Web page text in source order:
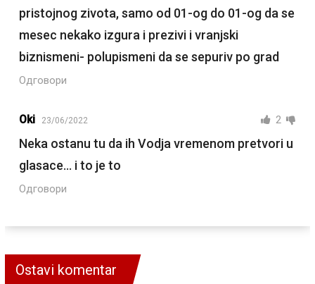
pristojnog zivota, samo od 01-og do 01-og da se
mesec nekako izgura i prezivi i vranjski
biznismeni- polupismeni da se sepuriv po grad
Одговори
Oki 23/06/2022 2
Neka ostanu tu da ih Vodja vremenom pretvori u
glasace… i to je to
Одговори
Ostavi komentar